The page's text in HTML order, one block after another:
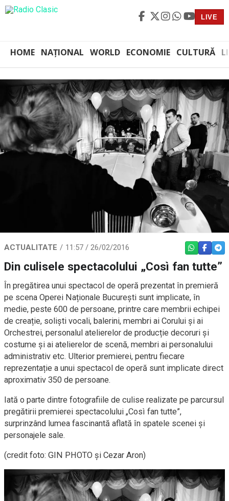
LIVE
HOME NAȚIONAL WORLD ECONOMIE CULTURĂ
ACTUALITATE 11:57 / 26/02/2016 WHATSAPP
Din culisele spectacolului „Così fan tutte”
În pregătirea unui spectacol de operă prezentat în premieră
pe scena Operei Naționale București sunt implicate, în
medie, peste 600 de persoane, printre care membrii echipei
de creație, soliști vocali, balerini, membri ai Corului și ai
Orchestrei, personalul atelierelor de producție decoruri și
costume și ai atelierelor de scenă, membri ai personalului
administrativ etc. Ulterior premierei, pentru fiecare
reprezentație a unui spectacol de operă sunt implicate direct
aproximativ 350 de persoane.
Iată o parte dintre fotografiile de culise realizate pe parcursul
pregătirii premierei spectacolului „Così fan tutte”,
surprinzând lumea fascinantă aflată în spatele scenei și
personajele sale.
(credit foto: GIN PHOTO și Cezar Aron)